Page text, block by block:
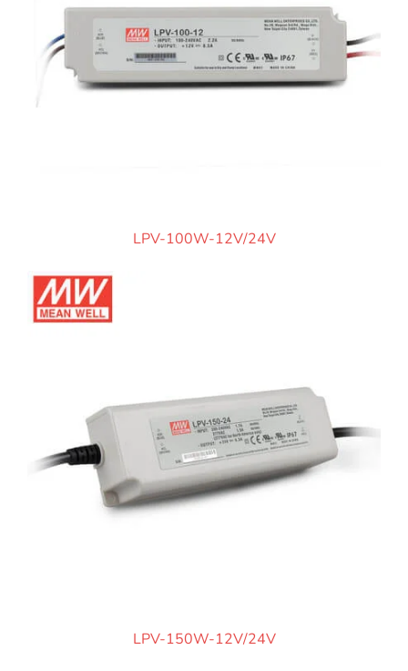
LPV-100W-12V/24V
LPV-150W-12V/24V